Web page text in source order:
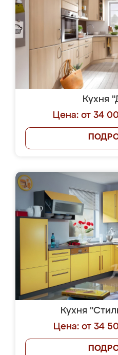
Кухня
Цена: от 34
Кухня
Цена: от 34